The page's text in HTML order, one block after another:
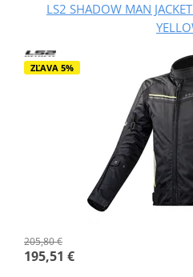
LS2 SHADOW MAN
ZĽAVA 5%
205,80 €
195,51 €